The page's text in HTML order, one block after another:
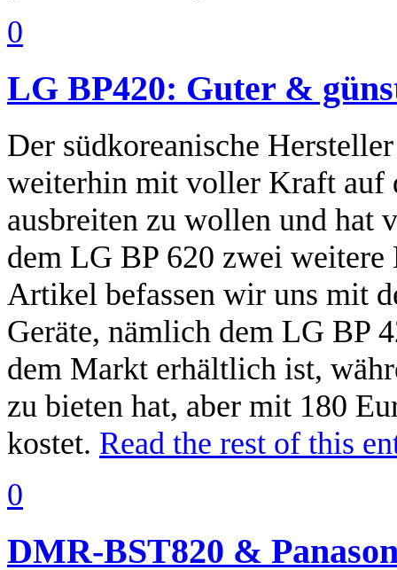
0
LG BP420: Guter &
Der südkoreanische
weiterhin mit voller Kraft auf
ausbreiten zu wollen und hat
dem LG BP 620 zwei weitere
Artikel befassen wir uns mit
Geräte, nämlich dem LG BP
dem Markt erhältlich ist,
zu bieten hat, aber mit 180
kostet. Read the rest of this
0
DMR-BST820 &